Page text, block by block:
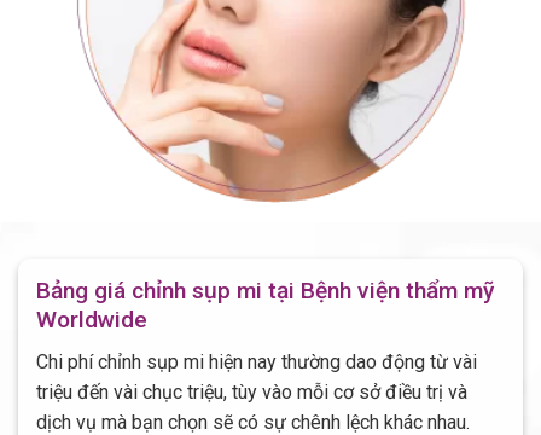
Bảng giá chỉnh sụp mi tại Bệnh viện thẩm mỹ
Worldwide
Chi phí chỉnh sụp mi hiện nay thường dao động từ vài
triệu đến vài chục triệu, tùy vào mỗi cơ sở điều trị và
dịch vụ mà bạn chọn sẽ có sự chênh lệch khác nhau.